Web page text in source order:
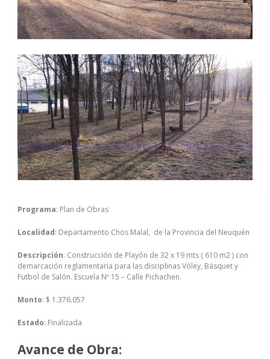
Programa: Plan de Obras
Localidad: Departamento Chos Malal, de la Provincia del Neuquén
Descripción: Construcción de Playón de 32 x 19 mts ( 610 m2) con
demarcación reglamentaria para las disciplinas Vóley, Básquet y
Futbol de Salón. Escuela Nº 15 – Calle Pichachen.
Monto: $ 1.376.057
Estado: Finalizada
Avance de Obra: